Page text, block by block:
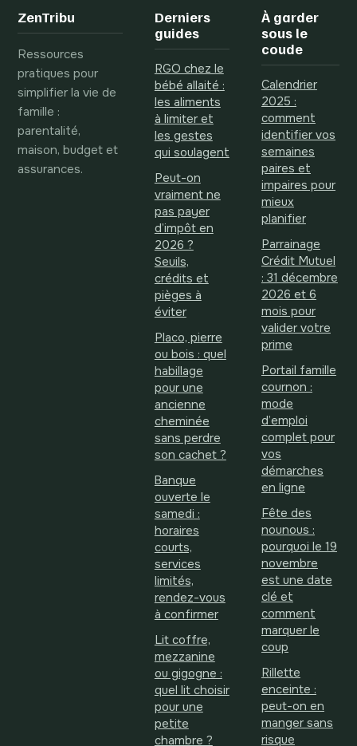
alourdir votre
facture
économies
ZenTribu
Ressources
pratiques pour
simplifier la vie de
famille :
parentalité,
maison, budget et
assurances.
Derniers
guides
RGO chez le
bébé allaité :
les aliments
à limiter et
les gestes
qui soulagent
Peut-on
vraiment ne
pas payer
d’impôt en
2026 ?
Seuils,
crédits et
pièges à
éviter
Placo, pierre
ou bois : quel
habillage
pour une
ancienne
cheminée
sans perdre
son cachet ?
Banque
ouverte le
samedi :
horaires
courts,
services
limités,
rendez-vous
à confirmer
Lit coffre,
mezzanine
ou gigogne :
quel lit choisir
pour une
petite
chambre ?
À garder
sous le
coude
Calendrier
2025 :
comment
identifier vos
semaines
paires et
impaires pour
mieux
planifier
Parrainage
Crédit Mutuel
: 31 décembre
2026 et 6
mois pour
valider votre
prime
Portail famille
cournon :
mode
d’emploi
complet pour
vos
démarches
en ligne
Fête des
nounous :
pourquoi le 19
novembre
est une date
clé et
comment
marquer le
coup
Rillette
enceinte :
peut-on en
manger sans
risque